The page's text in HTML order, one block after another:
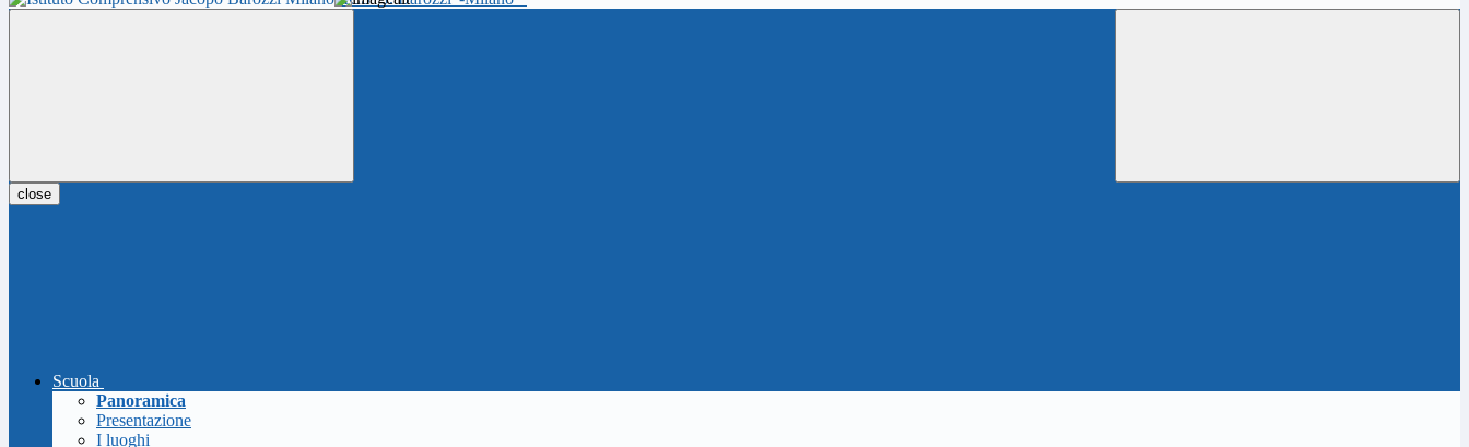
close
Scuola
Panoramica
Presentazione
I luoghi